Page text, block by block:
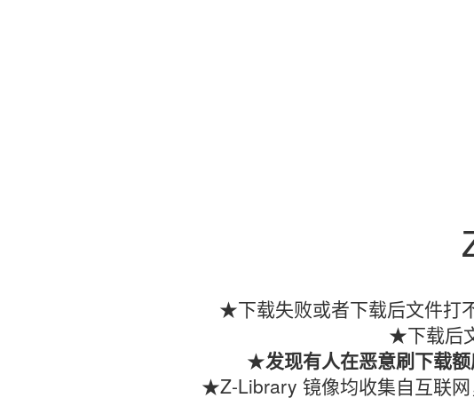
★下载失败或者下载后文件打
★下载后
★发现有人在恶意刷下载
★Z-Library 镜像均收集自互联网